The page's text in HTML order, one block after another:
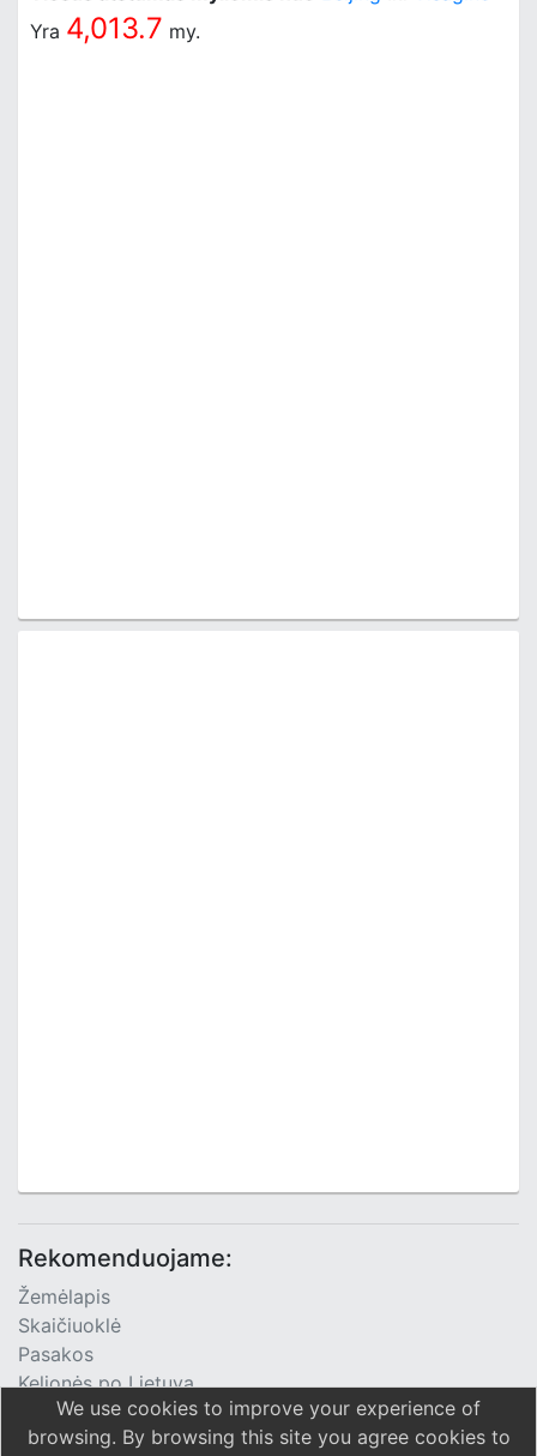
Yra 4,013.7 my.
Rekomenduojame:
Žemėlapis
Skaičiuoklė
Pasakos
Kelionės po Lietuvą
TV Programa
We use cookies to improve your experience of
browsing. By browsing this site you agree cookies to